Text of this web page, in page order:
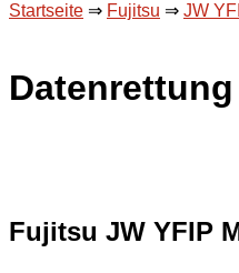
Startseite ⇒ Fujitsu ⇒ JW
Datenrettung
Fujitsu JW YFIP